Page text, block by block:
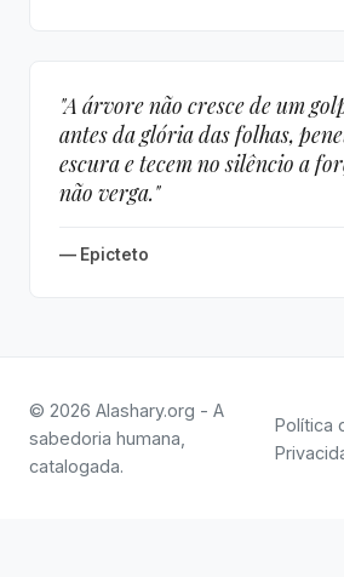
"A árvore não cresce de um
antes da glória das folhas,
escura e tecem no silêncio a
não verga."
— Epicteto
© 2026 Alashary.org - A
sabedoria humana,
catalogada.
Política